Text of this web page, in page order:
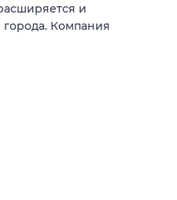
и
Компания